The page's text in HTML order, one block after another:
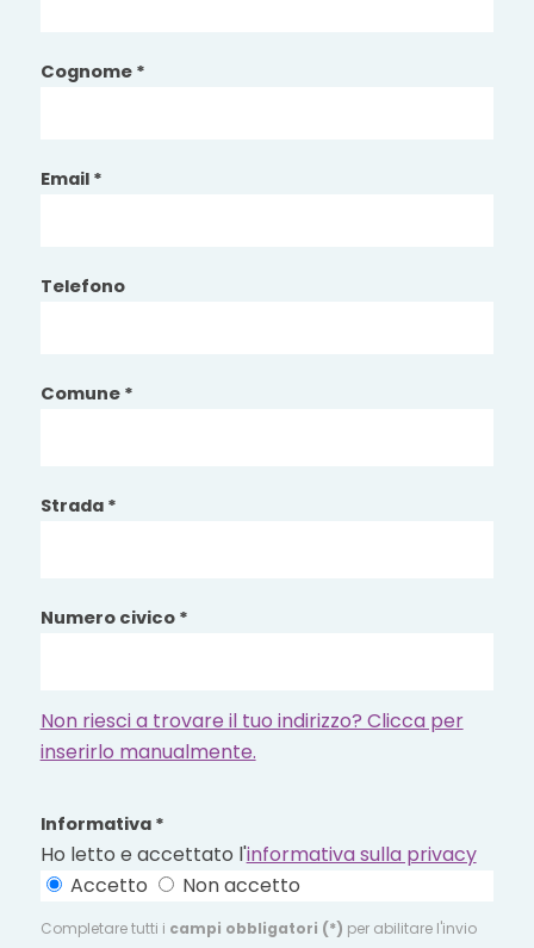
Cognome *
Email *
Telefono
Comune *
Strada *
Numero civico *
Non riesci a trovare il tuo indirizzo? Clicca per
inserirlo manualmente.
Informativa *
Ho letto e accettato l'informativa sulla privacy
Accetto
Non accetto
Completare tutti i campi obbligatori (*) per abilitare l'invio